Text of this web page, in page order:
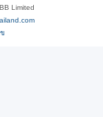
Limited